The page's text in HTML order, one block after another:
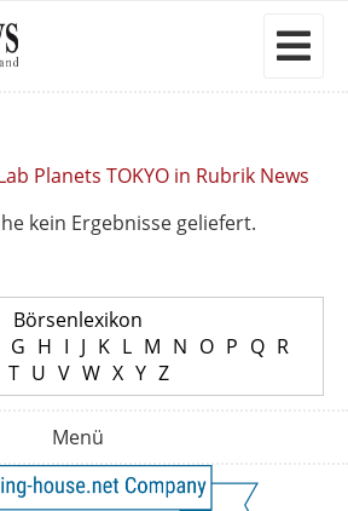
Planets TOKYO in Rubrik News
kein Ergebnisse geliefert.
Börsenlexikon
G H I J K L M N O P Q R
T U V W X Y Z
Menü